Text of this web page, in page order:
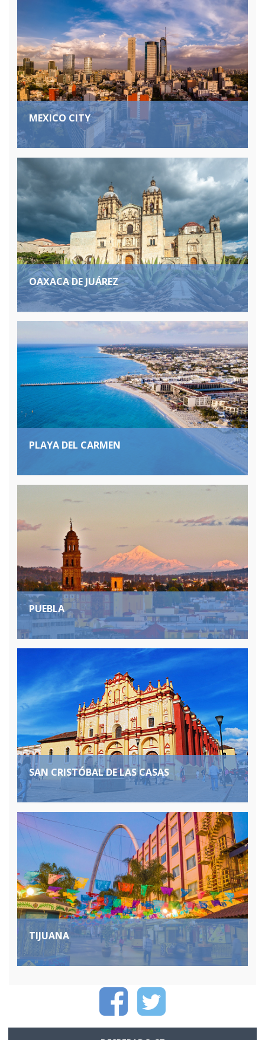
MEXICO CITY
OAXACA DE JUÁREZ
PLAYA DEL CARMEN
PUEBLA
SAN CRISTÓBAL DE LAS CASAS
TIJUANA